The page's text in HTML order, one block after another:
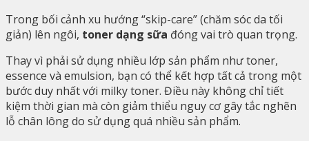
Trong bối cảnh xu hướng “skip-care” (chăm sóc da tối
giản) lên ngôi, toner dạng sữa đóng vai trò quan trọng.
Thay vì phải sử dụng nhiều lớp sản phẩm như toner,
essence và emulsion, bạn có thể kết hợp tất cả trong một
bước duy nhất với milky toner. Điều này không chỉ tiết
kiệm thời gian mà còn giảm thiểu nguy cơ gây tắc nghẽn
lỗ chân lông do sử dụng quá nhiều sản phẩm.